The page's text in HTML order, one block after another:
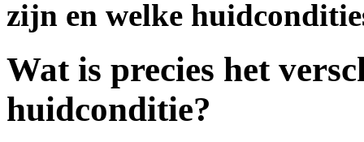
zijn en welke
Wat is precies het
huidconditie?